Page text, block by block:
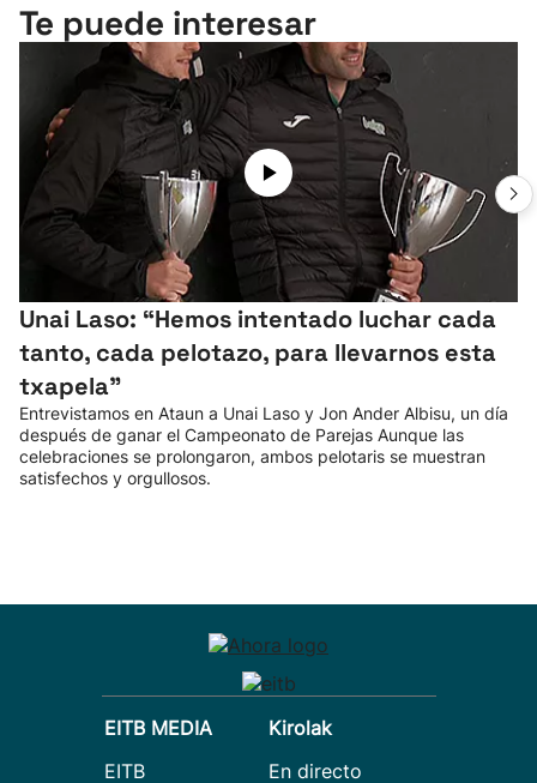
Te puede interesar
Unai Laso: “Hemos intentado luchar cada
tanto, cada pelotazo, para llevarnos esta
txapela”
Entrevistamos en Ataun a Unai Laso y Jon Ander Albisu, un día
después de ganar el Campeonato de Parejas Aunque las
celebraciones se prolongaron, ambos pelotaris se muestran
satisfechos y orgullosos.
EITB MEDIA
EITB
Kirolak
En directo